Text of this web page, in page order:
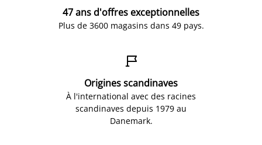
47 ans d'offres exceptionnelles
Plus de 3600 magasins dans 49 pays.

Origines scandinaves
À l'international avec des racines
scandinaves depuis 1979 au
Danemark.